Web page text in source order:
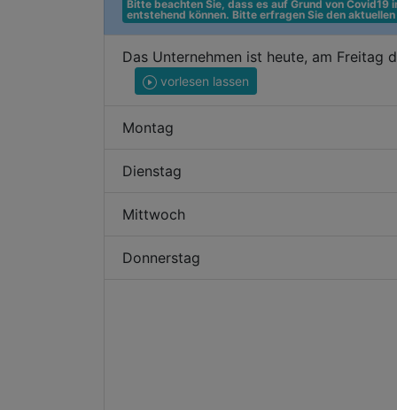
Bitte beachten Sie, dass es auf Grund von
entstehend können. Bitte erfragen Sie den
Das Unternehmen ist heute, am Freitag
vorlesen lassen
Montag
Dienstag
Mittwoch
Donnerstag